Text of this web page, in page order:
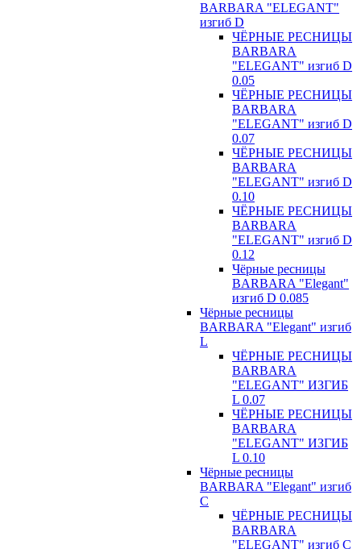
BARBARA "ELEGANT"
изгиб D
ЧЁРНЫЕ РЕСНИЦЫ
BARBARA
"ELEGANT" изгиб D
0.05
ЧЁРНЫЕ РЕСНИЦЫ
BARBARA
"ELEGANT" изгиб D
0.07
ЧЁРНЫЕ РЕСНИЦЫ
BARBARA
"ELEGANT" изгиб D
0.10
ЧЁРНЫЕ РЕСНИЦЫ
BARBARA
"ELEGANT" изгиб D
0.12
Чёрные ресницы
BARBARA "Elegant"
изгиб D 0.085
Чёрные ресницы
BARBARA "Elegant" изгиб
L
ЧЁРНЫЕ РЕСНИЦЫ
BARBARA
"ELEGANT" ИЗГИБ
L 0.07
ЧЁРНЫЕ РЕСНИЦЫ
BARBARA
"ELEGANT" ИЗГИБ
L 0.10
Чёрные ресницы
BARBARA "Elegant" изгиб
С
ЧЁРНЫЕ РЕСНИЦЫ
BARBARA
"ELEGANT" изгиб С